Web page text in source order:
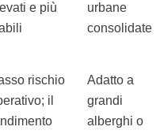
e più
urbane
consolidate
rischio
il
Adatto a
grandi
alberghi o